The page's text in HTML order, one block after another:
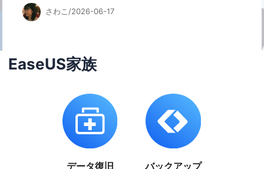
さわこ/2026-06-17
EaseUS家族
データ復旧 バックアップ